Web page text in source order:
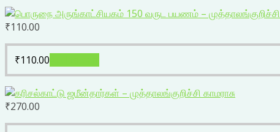
₹110.00
₹110.00
₹270.00